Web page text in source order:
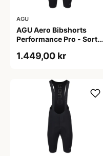
AGU
AGU Aero Bibshorts
Performance Pro - Sort -
1.449,00 kr